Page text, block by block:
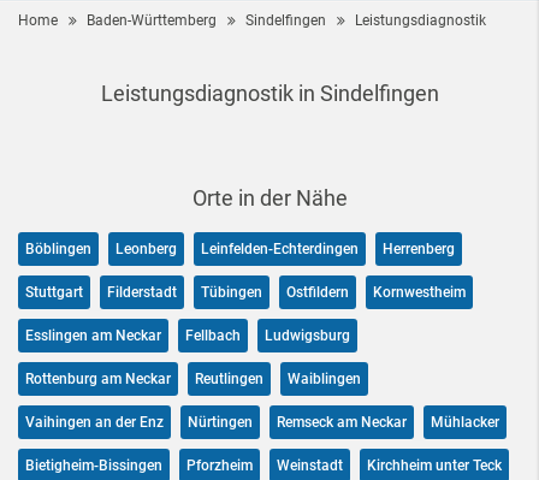
Home Baden-Württemberg Sindelfingen Leistungsdiagnostik
Leistungsdiagnostik in Sindelfingen
Orte in der Nähe
Böblingen Leonberg Leinfelden-Echterdingen Herrenberg
Stuttgart Filderstadt Tübingen Ostfildern Kornwestheim
Esslingen am Neckar Fellbach Ludwigsburg
Rottenburg am Neckar Reutlingen Waiblingen
Vaihingen an der Enz Nürtingen Remseck am Neckar Mühlacker
Bietigheim-Bissingen Pforzheim Weinstadt Kirchheim unter Teck